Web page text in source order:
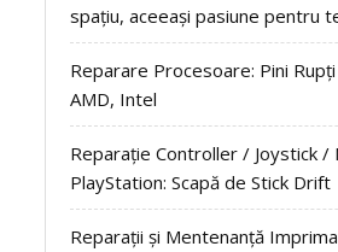
spațiu, aceeași pasiune pentru
Reparare Procesoare: Pini
AMD, Intel
Reparație Controller / Joystick /
PlayStation: Scapă de Stick Drift
Reparații și Mentenanță